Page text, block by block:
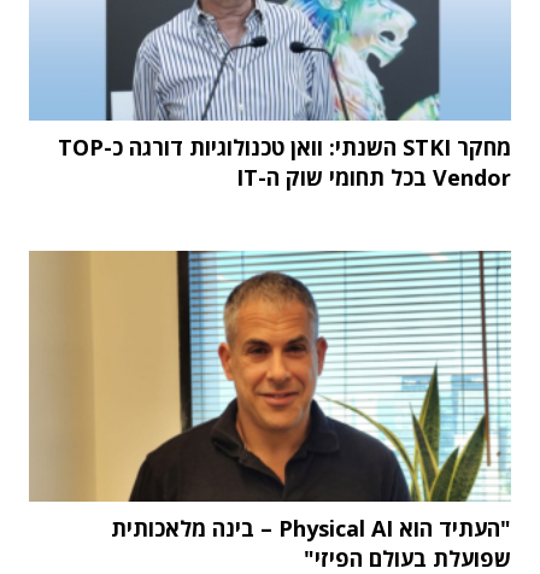
מחקר STKI השנתי: וואן טכנולוגיות דורגה כ-TOP
Vendor בכל תחומי שוק ה-IT
"העתיד הוא Physical AI – בינה מלאכותית
שפועלת בעולם הפיזי"